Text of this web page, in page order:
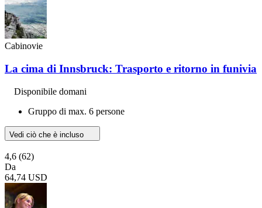
Cabinovie
La cima di Innsbruck: Trasporto e ritorno in funivia
Disponibile domani
Gruppo di max. 6 persone
Vedi ciò che è incluso
4,6 (62)
Da
64,74 USD